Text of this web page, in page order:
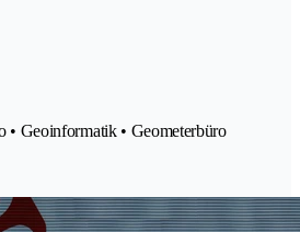
• Geoinformatik • Geometerbüro